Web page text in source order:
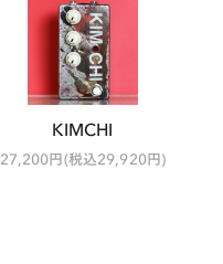
KIMCHI
27,200円(税込29,920円)